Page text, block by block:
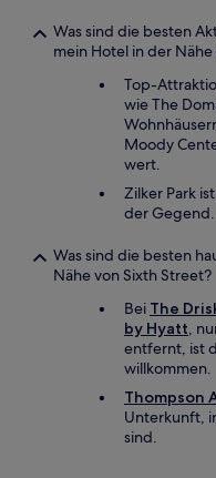
Was sind die besten
mein Hotel in der
Top-
wie The
Moody
wert.
Zilker Park
der Gegend.
Was sind die besten
Nähe von Sixth Street?
Bei The
by Hyatt,
entfernt, ist
willkommen.
Thompson
Unterkunft,
sind.